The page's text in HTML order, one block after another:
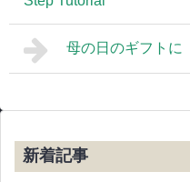
母の日のギフトに
新着記事